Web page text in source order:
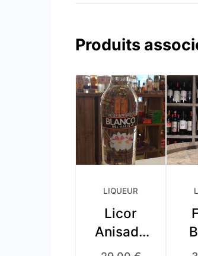
Produits
LIQUEUR
Licor
Anisado
Blanco